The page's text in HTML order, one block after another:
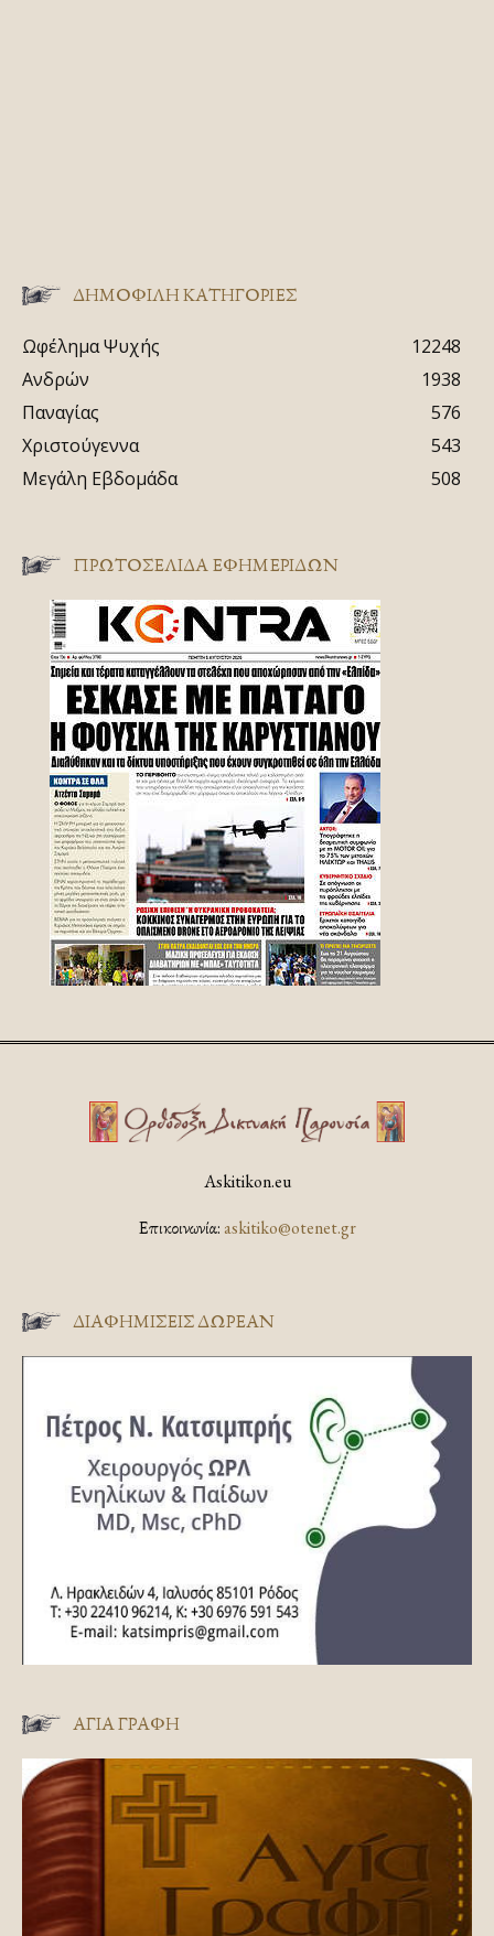
ΔΗΜΟΦΙΛΗ ΚΑΤΗΓΟΡΙΕΣ
Ωφέλημα Ψυχής
12248
Ανδρών
1938
Παναγίας
576
Χριστούγεννα
543
Μεγάλη Εβδομάδα
508
ΠΡΩΤΟΣΈΛΙΔΑ ΕΦΗΜΕΡΊΔΩΝ
Askitikon.eu
Επικοινωνία:askitiko@otenet.gr
ΔΙΑΦΗΜΊΣΕΙΣ ΔΩΡΕΆΝ
ΑΓΊΑ ΓΡΑΦΉ